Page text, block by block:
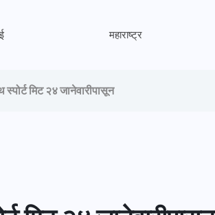
महाराष्ट्र
स्पोर्ट मिट २४ जानेवारीपासून